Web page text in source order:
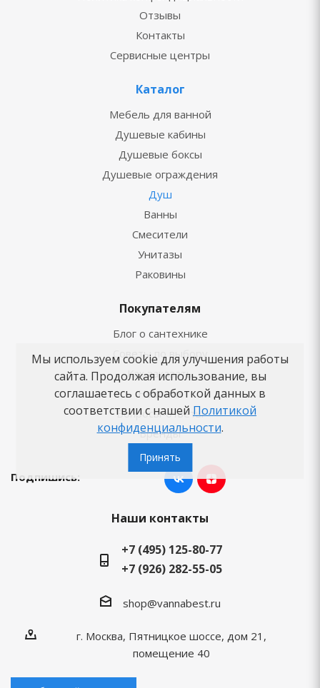
Отзывы
Контакты
Сервисные центры
Каталог
Мебель для ванной
Душевые кабины
Душевые боксы
Душевые ограждения
Душ
Ванны
Смесители
Унитазы
Раковины
Покупателям
Блог о сантехнике
Советы по выбору
Как заказать
Новости
Вопросы-ответы
Бренды
Подпишись:
Наши контакты
+7 (495) 125-80-77
+7 (926) 282-55-05
shop@vannabest.ru
г. Москва, Пятницкое шоссе, дом 21,
помещение 40
Мы используем cookie для улучшения работы
сайта. Продолжая использование, вы
соглашаетесь с обработкой данных в
соответствии с нашей Политикой
конфиденциальности.
Принять